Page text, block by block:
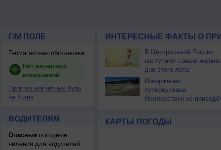
Г/М ПОЛЕ
Геомагнитная обстановка
Нет магнитных
возмущений
Прогноз магнитных бурь
на 3 дня
ВОДИТЕЛЯМ
Опасныепогодные
явления для водителей
ИНТЕРЕСНЫЕ ФАКТЫ О
В Центральной России
наступают самые жаркие
дни этого лета
Извержение
супервулкана
Йеллоустоун не
КАРТЫ ПОГОДЫ